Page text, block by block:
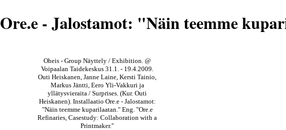
Ore.e - Jalostamot: "Näin teemme
Oheis - Group Näyttely / Exhibition. @
Voipaalan Taidekeskus 31.1. - 19.4.2009.
Outi Heiskanen, Janne Laine, Kersti Tainio,
Markus Jäntti, Eero Yli-Vakkuri ja
yllätysvieraita / Surprises. (Kur. Outi
Heiskanen). Installaatio Ore.e - Jalostamot:
"Näin teemme kuparilaatan." Eng. "Ore.e
Refinaries, Casestudy: Collaboration with a
Printmaker."